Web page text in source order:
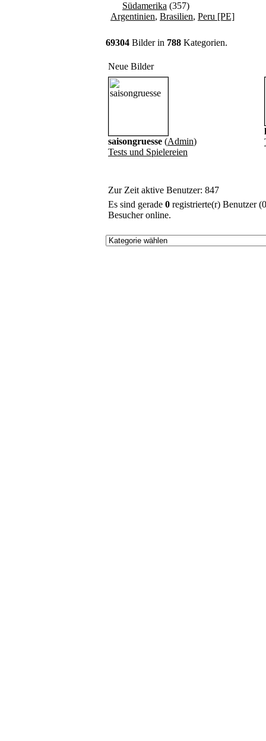
Südamerika (357)
Argentinien, Brasilien, Peru [PE]
69304 Bilder in 788 Kategorien.
Neue Bilder
saisongruesse (Admin)
Tests und Spielereien
Zur Zeit aktive Benutzer: 847
Es sind gerade 0 registrierte(r) Benutzer
Besucher online.